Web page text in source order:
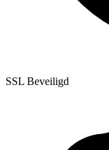
SSL Beveiligd